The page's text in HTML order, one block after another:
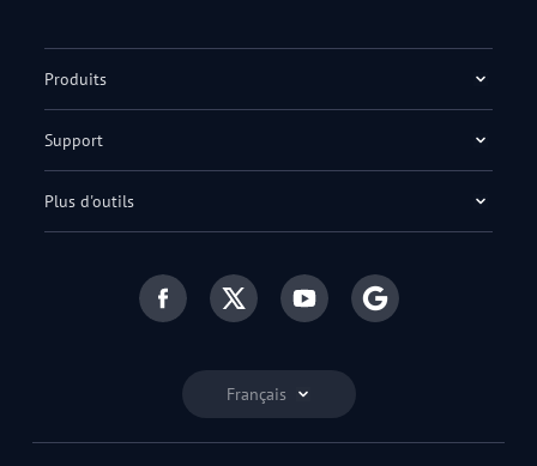
Français
Produits
Support
Plus d'outils